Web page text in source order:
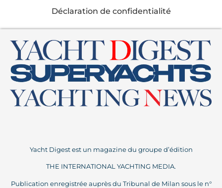
Déclaration de confidentialité
Yacht Digest est un magazine du groupe d’édition
THE INTERNATIONAL YACHTING MEDIA.
Publication enregistrée auprès du Tribunal de Milan sous le n°